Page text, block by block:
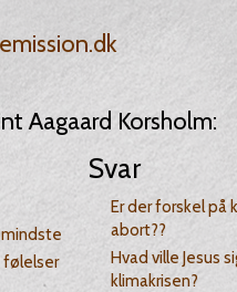
Aagaard Korsholm:
følelser
Svar
Er der forskel på
abort??
Hvad ville Jesus
klimakrisen?